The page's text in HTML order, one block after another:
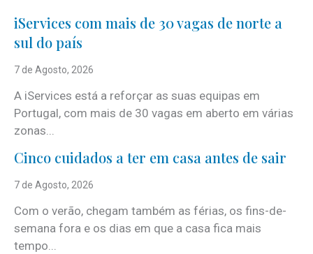
iServices com mais de 30 vagas de norte a
sul do país
7 de Agosto, 2026
A iServices está a reforçar as suas equipas em
Portugal, com mais de 30 vagas em aberto em várias
zonas...
Cinco cuidados a ter em casa antes de sair
7 de Agosto, 2026
Com o verão, chegam também as férias, os fins-de-
semana fora e os dias em que a casa fica mais
tempo...